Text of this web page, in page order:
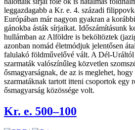
leggaz­dagabb a Kr. e. 4. századi
Európában már nagyon gyakran a
gánokba ásták sírjaikat. Időszámításunk
hullámban az Alföldre is beköltöztek
azonban nomád életmódjuk jelentősen
falu­lakó földművelővé vált. A Dél-Uráltól
szarmaták valószínűleg ­közvetlen
ősmagyarságnak, de az is meglehet,
szarmatáknak tartott itteni csoportok egy
ősmagyarság közössége volt.
Kr. e. 500–100